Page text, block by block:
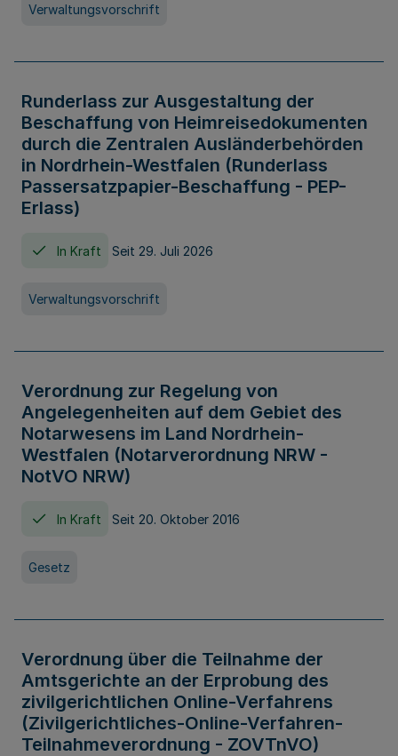
Verwaltungsvorschrift
Runderlass zur Ausgestaltung der
Beschaffung von Heimreisedokumenten
durch die Zentralen Ausländerbehörden
in Nordrhein-Westfalen (Runderlass
Passersatzpapier-Beschaffung - PEP-
Erlass)
In Kraft Seit 29. Juli 2026
Verwaltungsvorschrift
Verordnung zur Regelung von
Angelegenheiten auf dem Gebiet des
Notarwesens im Land Nordrhein-
Westfalen (Notarverordnung NRW -
NotVO NRW)
In Kraft Seit 20. Oktober 2016
Gesetz
Verordnung über die Teilnahme der
Amtsgerichte an der Erprobung des
zivilgerichtlichen Online-Verfahrens
(Zivilgerichtliches-Online-Verfahren-
Teilnahmeverordnung - ZOVTnVO)